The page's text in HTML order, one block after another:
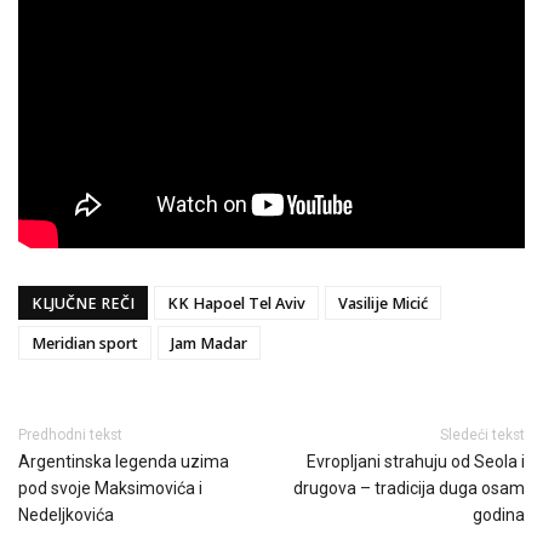
KLJUČNE REČI KK Hapoel Tel Aviv
Vasilije Micić
Meridian sport
Jam Madar
Predhodni tekst
Argentinska legenda uzima
pod svoje Maksimovića i
Nedeljkovića
Sledeći tekst
Evropljani strahuju od Seola i
drugova – tradicija duga osam
godina